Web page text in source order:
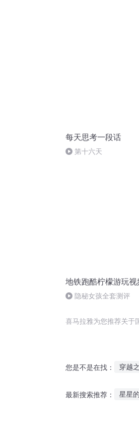
每天思考一段话
第十六天
地铁跑酷柠檬游玩视
隐秘女孩全套测评
喜马拉雅为您推荐关于
您是不是在找： 穿越
最新搜索推荐： 星星